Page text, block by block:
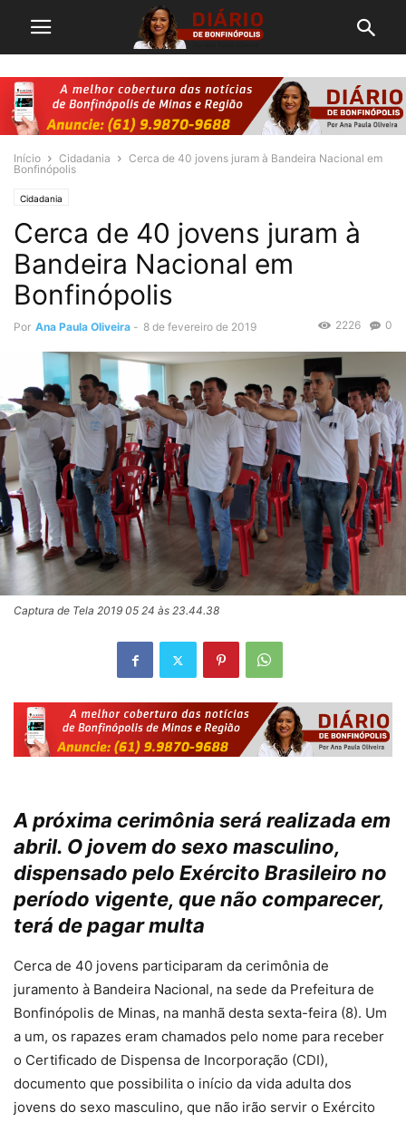
Início Cidadania
Cerca de 40 jovens juram à Bandeira Nacional em
Bonfinópolis
Cidadania
Cerca de 40 jovens juram à
Bandeira Nacional em
Bonfinópolis
Por Ana Paula Oliveira - 8 de fevereiro de 2019 0
2226
Captura de Tela 2019 05 24 às 23.44.38
A próxima cerimônia será realizada em
abril. O jovem do sexo masculino,
dispensado pelo Exército Brasileiro no
período vigente, que não comparecer,
terá de pagar multa
Cerca de 40 jovens participaram da cerimônia de
juramento à Bandeira Nacional, na sede da Prefeitura de
Bonfinópolis de Minas, na manhã desta sexta-feira (8). Um
a um, os rapazes eram chamados pelo nome para receber
o Certificado de Dispensa de Incorporação (CDI),
documento que possibilita o início da vida adulta dos
jovens do sexo masculino, que não irão servir o Exército